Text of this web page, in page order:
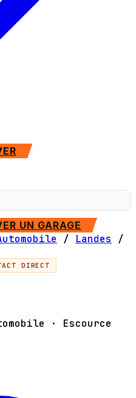
UN GARAGE
/ Landes
/
DIRECT
· Escource